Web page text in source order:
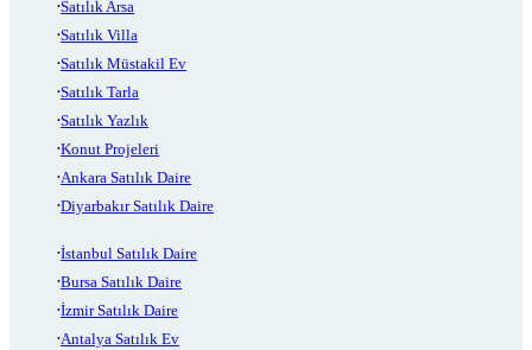
Satılık Arsa
Satılık Villa
Satılık Müstakil Ev
Satılık Tarla
Satılık Yazlık
Konut Projeleri
Ankara Satılık Daire
Diyarbakır Satılık Daire
İstanbul Satılık Daire
Bursa Satılık Daire
İzmir Satılık Daire
Antalya Satılık Ev